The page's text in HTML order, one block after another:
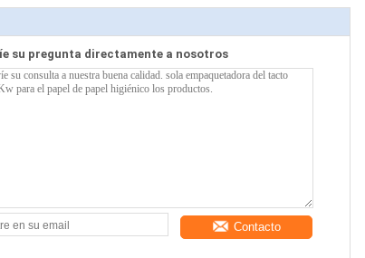
su pregunta directamente a nosotros
Contacto